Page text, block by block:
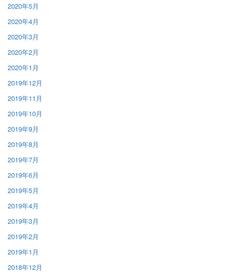
2020年5月
2020年4月
2020年3月
2020年2月
2020年1月
2019年12月
2019年11月
2019年10月
2019年9月
2019年8月
2019年7月
2019年6月
2019年5月
2019年4月
2019年3月
2019年2月
2019年1月
2018年12月